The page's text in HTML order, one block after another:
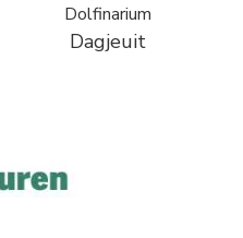
Dolfinarium
Dagjeuit